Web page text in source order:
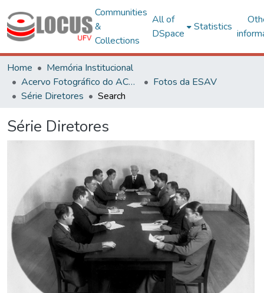
Communities
&
Collections
All of
DSpace
Statistics
Home
Memória Institucional
Acervo Fotográfico do ACH-UFV
Fotos da ESAV
Série Diretores
Search
Série Diretores